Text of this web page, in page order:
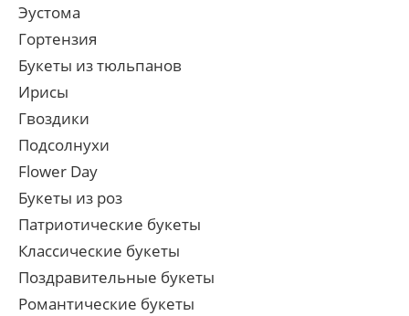
Эустома
Гортензия
Букеты из тюльпанов
Ирисы
Гвоздики
Подсолнухи
Flower Day
Букеты из роз
Патриотические букеты
Классические букеты
Поздравительные букеты
Романтические букеты